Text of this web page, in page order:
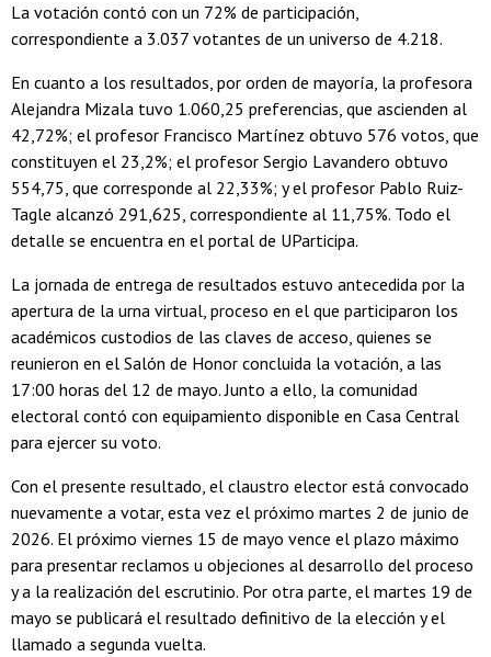
La votación contó con un 72% de participación,
correspondiente a 3.037 votantes de un universo de 4.218.
En cuanto a los resultados, por orden de mayoría, la profesora
Alejandra Mizala tuvo 1.060,25 preferencias, que ascienden al
42,72%; el profesor Francisco Martínez obtuvo 576 votos, que
constituyen el 23,2%; el profesor Sergio Lavandero obtuvo
554,75, que corresponde al 22,33%; y el profesor Pablo Ruiz-
Tagle alcanzó 291,625, correspondiente al 11,75%. Todo el
detalle se encuentra en el portal de UParticipa.
La jornada de entrega de resultados estuvo antecedida por la
apertura de la urna virtual, proceso en el que participaron los
académicos custodios de las claves de acceso, quienes se
reunieron en el Salón de Honor concluida la votación, a las
17:00 horas del 12 de mayo. Junto a ello, la comunidad
electoral contó con equipamiento disponible en Casa Central
para ejercer su voto.
Con el presente resultado, el claustro elector está convocado
nuevamente a votar, esta vez el próximo martes 2 de junio de
2026. El próximo viernes 15 de mayo vence el plazo máximo
para presentar reclamos u objeciones al desarrollo del proceso
y a la realización del escrutinio. Por otra parte, el martes 19 de
mayo se publicará el resultado definitivo de la elección y el
llamado a segunda vuelta.